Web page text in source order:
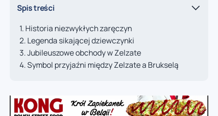
Spis treści
Historia niezwykłych zaręczyn
Legenda sikającej dziewczynki
Jubileuszowe obchody w Zelzate
Symbol przyjaźni między Zelzate a Brukselą